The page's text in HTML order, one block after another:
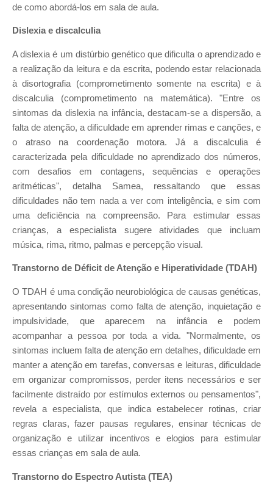
de como abordá-los em sala de aula.
Dislexia e discalculia
A dislexia é um distúrbio genético que dificulta o aprendizado e
a realização da leitura e da escrita, podendo estar relacionada
à disortografia (comprometimento somente na escrita) e à
discalculia (comprometimento na matemática). "Entre os
sintomas da dislexia na infância, destacam-se a dispersão, a
falta de atenção, a dificuldade em aprender rimas e canções, e
o atraso na coordenação motora. Já a discalculia é
caracterizada pela dificuldade no aprendizado dos números,
com desafios em contagens, sequências e operações
aritméticas", detalha Samea, ressaltando que essas
dificuldades não tem nada a ver com inteligência, e sim com
uma deficiência na compreensão. Para estimular essas
crianças, a especialista sugere atividades que incluam
música, rima, ritmo, palmas e percepção visual.
Transtorno de Déficit de Atenção e Hiperatividade (TDAH)
O TDAH é uma condição neurobiológica de causas genéticas,
apresentando sintomas como falta de atenção, inquietação e
impulsividade, que aparecem na infância e podem
acompanhar a pessoa por toda a vida. "Normalmente, os
sintomas incluem falta de atenção em detalhes, dificuldade em
manter a atenção em tarefas, conversas e leituras, dificuldade
em organizar compromissos, perder itens necessários e ser
facilmente distraído por estímulos externos ou pensamentos",
revela a especialista, que indica estabelecer rotinas, criar
regras claras, fazer pausas regulares, ensinar técnicas de
organização e utilizar incentivos e elogios para estimular
essas crianças em sala de aula.
Transtorno do Espectro Autista (TEA)